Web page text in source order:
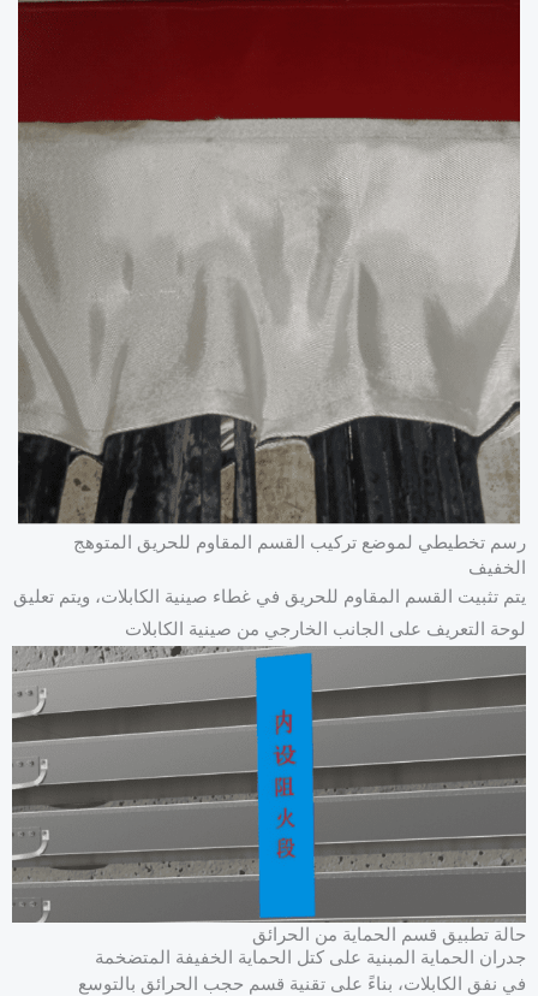
رسم تخطيطي لموضع تركيب القسم المقاوم للحريق المتوهج
الخفيف
يتم تثبيت القسم المقاوم للحريق في غطاء صينية الكابلات، ويتم تعليق
لوحة التعريف على الجانب الخارجي من صينية الكابلات
حالة تطبيق قسم الحماية من الحرائق
جدران الحماية المبنية على كتل الحماية الخفيفة المتضخمة
في نفق الكابلات، بناءً على تقنية قسم حجب الحرائق بالتوسع